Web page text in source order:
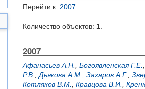
Перейти к: 2007
Количество объектов: 1
2007
Афанасьев А.Н. Богоявленская Г.Е.
Р.В.
Дьякова А.М. Захаров А.Г.
Котляков В.М.
Кравцова В.И.